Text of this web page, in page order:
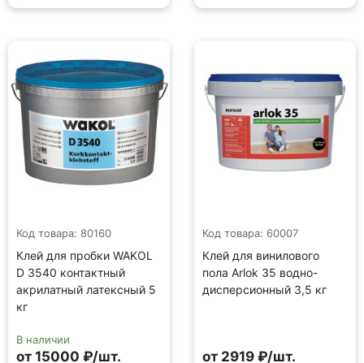
Код товара: 80160
Клей для пробки WAKOL
D 3540 контактный
акрилатный латексный 5
кг
В наличии
от 15000 ₽/шт.
Код товара: 60007
Клей для винилового
пола Arlok 35 водно-
дисперсионный 3,5 кг
от 2919 ₽/шт.